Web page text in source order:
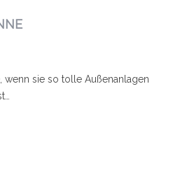
wenn sie so tolle Außenanlagen